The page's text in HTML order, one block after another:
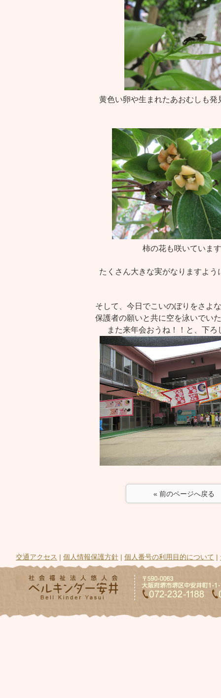
黄色い卵や生まれたあおむしも発
柿の花も咲いていま
たくさん大きな実がなりますよ
そして、今日でこいのぼりをさよ
保護者の願いと共に空を泳いでい
また来年会おうね！！と、下ろ
« 前のページへ戻る
交通アクセス | 個人情報保護方針 | 個人番号の利用目的について |